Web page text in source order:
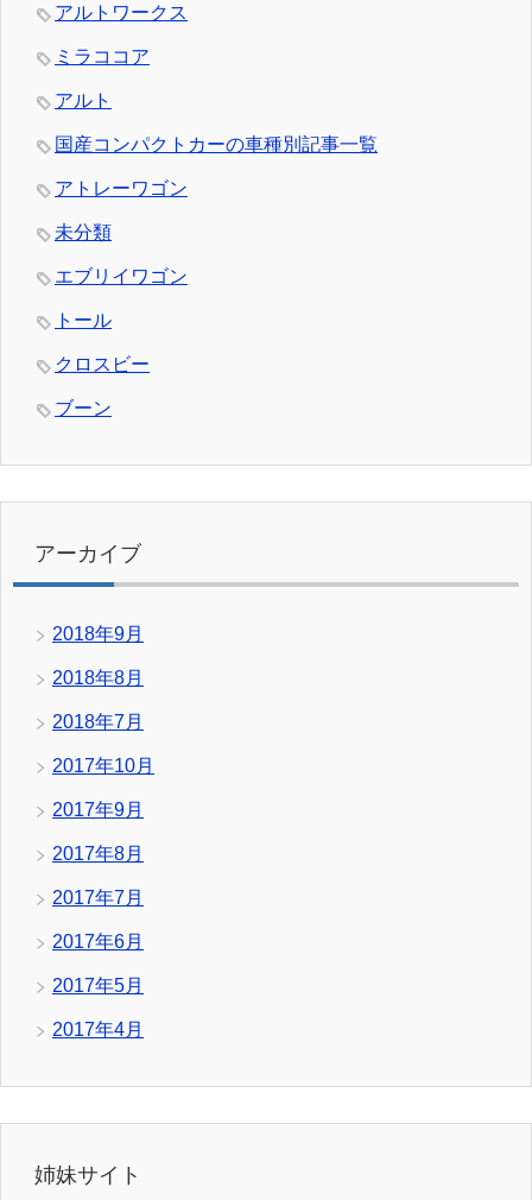
アルトワークス
ミラココア
アルト
国産コンパクトカーの車種別記事一覧
アトレーワゴン
未分類
エブリイワゴン
トール
クロスビー
ブーン
アーカイブ
2018年9月
2018年8月
2018年7月
2017年10月
2017年9月
2017年8月
2017年7月
2017年6月
2017年5月
2017年4月
姉妹サイト